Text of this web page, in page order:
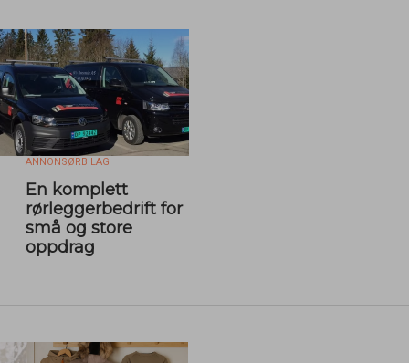
ANNONSØRBILAG
En komplett
rørleggerbedrift for
små og store
oppdrag